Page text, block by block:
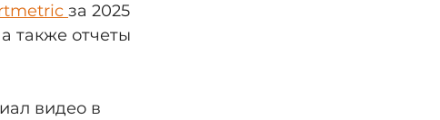
за 2025
также отчеты
видео в